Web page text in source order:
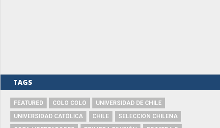
TAGS
FEATURED COLO COLO
UNIVERSIDAD DE CHILE
UNIVERSIDAD CATÓLICA
CHILE
SELECCIÓN CHILENA